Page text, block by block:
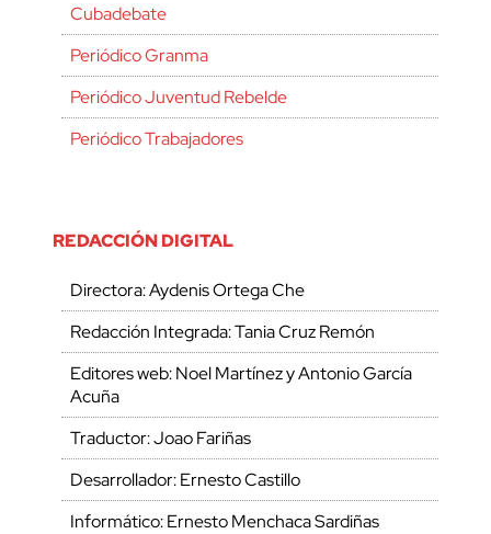
Cubadebate
Periódico Granma
Periódico Juventud Rebelde
Periódico Trabajadores
REDACCIÓN DIGITAL
Directora: Aydenis Ortega Che
Redacción Integrada: Tania Cruz Remón
Editores web: Noel Martínez y Antonio García
Acuña
Traductor: Joao Fariñas
Desarrollador: Ernesto Castillo
Informático: Ernesto Menchaca Sardiñas